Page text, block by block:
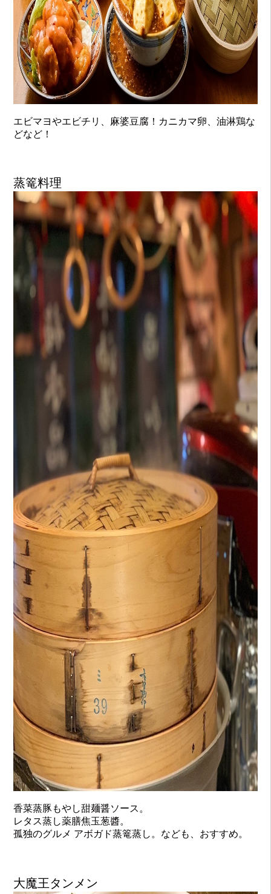
エビマヨやエビチリ、麻婆豆腐！カニカマ卵、油淋鶏な
どなど！
蒸篭料理
香菜蒸豚もやし甜麺醤ソース。
レタス蒸し薬膳焦玉葱醬。
孤独のグルメ アボガド蒸篭蒸し。なども、おすすめ。
大魔王タンメン